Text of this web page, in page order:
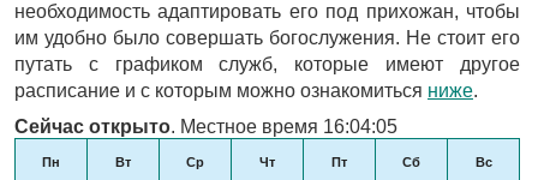
необходимость адаптировать его под прихожан, чтобы
им удобно было совершать богослужения. Не стоит его
путать с графиком служб, которые имеют другое
расписание и с которым можно ознакомиться ниже.
Сейчас открыто. Местное время 16:04:05
Пн Вт Ср Чт Пт Сб Вс